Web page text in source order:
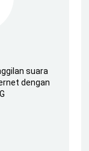
suara
dengan